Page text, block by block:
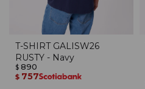
T-SHIRT GALISW26
RUSTY - Navy
$ 890
$ 757